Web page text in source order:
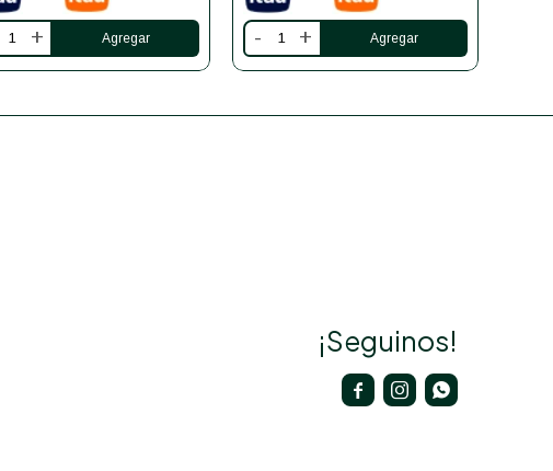
+ - +
¡Seguinos!
  